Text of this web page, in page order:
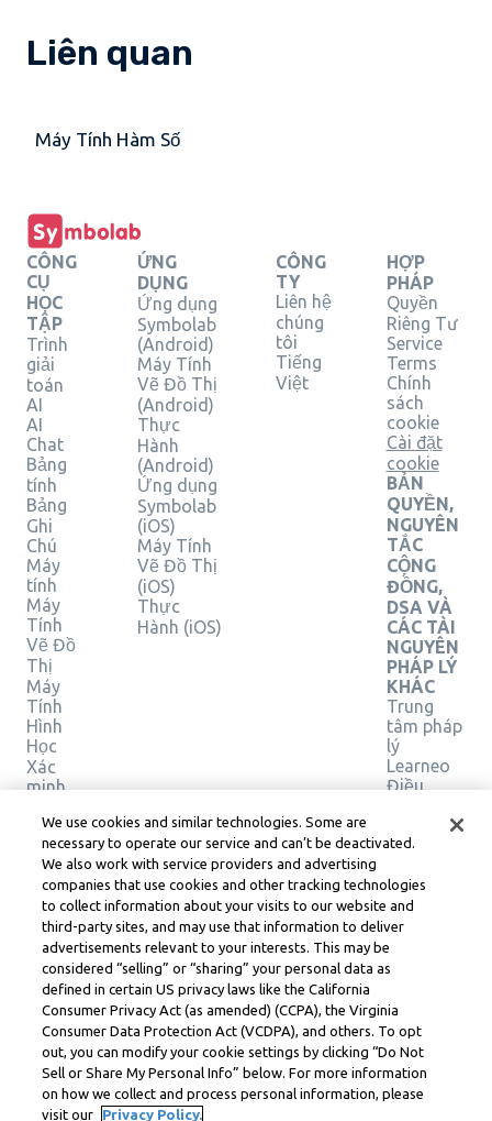
Liên quan
Máy Tính Hàm Số
CÔNG
CỤ
HỌC
TẬP
Trình
giải
toán
AI
AI
Chat
Bảng
tính
Bảng
Ghi
Chú
Máy
tính
Máy
Tính
Vẽ Đồ
Thị
Máy
Tính
Hình
Học
Xác
minh
pháp
ỨNG
DỤNG
Ứng dụng
Symbolab
(Android)
Máy Tính
Vẽ Đồ Thị
(Android)
Thực
Hành
(Android)
Ứng dụng
Symbolab
(iOS)
Máy Tính
Vẽ Đồ Thị
(iOS)
Thực
Hành (iOS)
CÔNG
TY
Liên hệ
chúng
tôi
Tiếng
Việt
HỢP
PHÁP
Quyền
Riêng Tư
Service
Terms
Chính
sách
cookie
Cài đặt
cookie
BẢN
QUYỀN,
NGUYÊN
TẮC
CỘNG
ĐỒNG,
DSA VÀ
CÁC TÀI
NGUYÊN
PHÁP LÝ
KHÁC
Trung
tâm pháp
lý
Learneo
Điều
của
Symbolab, a Learneo, Inc. business
© Learneo, Inc. 2024
We use cookies and similar technologies. Some are
necessary to operate our service and can’t be deactivated.
We also work with service providers and advertising
companies that use cookies and other tracking technologies
to collect information about your visits to our website and
third-party sites, and may use that information to deliver
advertisements relevant to your interests. This may be
considered “selling” or “sharing” your personal data as
defined in certain US privacy laws like the California
Consumer Privacy Act (as amended) (CCPA), the Virginia
Consumer Data Protection Act (VCDPA), and others. To opt
out, you can modify your cookie settings by clicking “Do Not
Sell or Share My Personal Info” below. For more information
on how we collect and process personal information, please
visit our
Privacy Policy.